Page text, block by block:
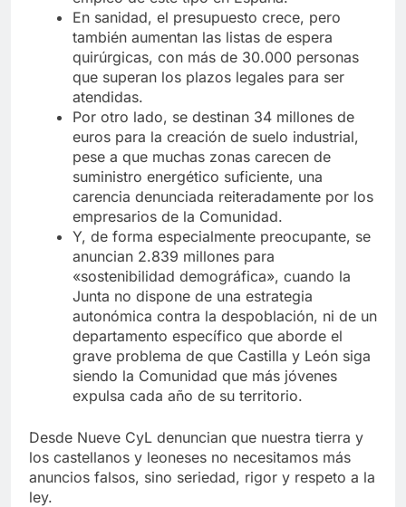
En sanidad, el presupuesto crece, pero
también aumentan las listas de espera
quirúrgicas, con más de 30.000 personas
que superan los plazos legales para ser
atendidas.
Por otro lado, se destinan 34 millones de
euros para la creación de suelo industrial,
pese a que muchas zonas carecen de
suministro energético suficiente, una
carencia denunciada reiteradamente por los
empresarios de la Comunidad.
Y, de forma especialmente preocupante, se
anuncian 2.839 millones para
«sostenibilidad demográfica», cuando la
Junta no dispone de una estrategia
autonómica contra la despoblación, ni de un
departamento específico que aborde el
grave problema de que Castilla y León siga
siendo la Comunidad que más jóvenes
expulsa cada año de su territorio.
Desde Nueve CyL denuncian que nuestra tierra y
los castellanos y leoneses no necesitamos más
anuncios falsos, sino seriedad, rigor y respeto a la
ley.